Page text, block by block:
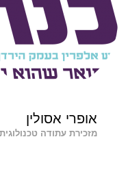
אופרי אסולין
מזכירת עתודה טכנולוגית